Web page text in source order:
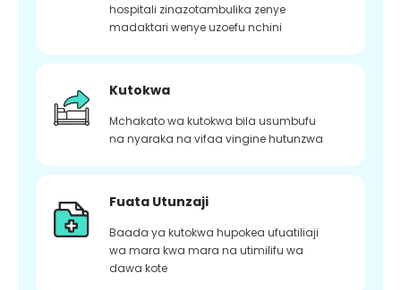
hospitali zinazotambulika zenye
madaktari wenye uzoefu nchini
Kutokwa
Mchakato wa kutokwa bila usumbufu
na nyaraka na vifaa vingine hutunzwa
Fuata Utunzaji
Baada ya kutokwa hupokea ufuatiliaji
wa mara kwa mara na utimilifu wa
dawa kote